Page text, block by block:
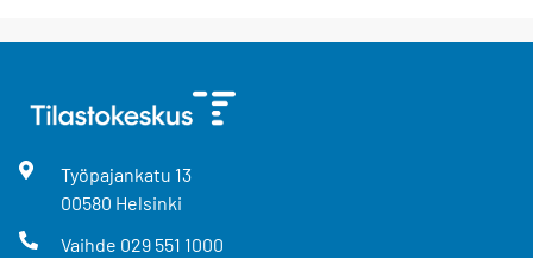
Työpajankatu 13
00580 Helsinki
Vaihde 029 551 1000